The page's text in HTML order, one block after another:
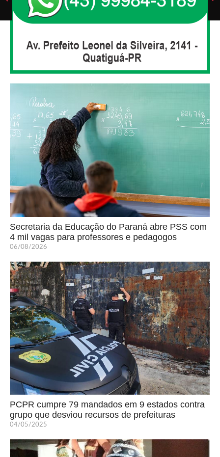
Secretaria da Educação do Paraná abre PSS com
4 mil vagas para professores e pedagogos
06/08/2026
PCPR cumpre 79 mandados em 9 estados contra
grupo que desviou recursos de prefeituras
04/05/2025